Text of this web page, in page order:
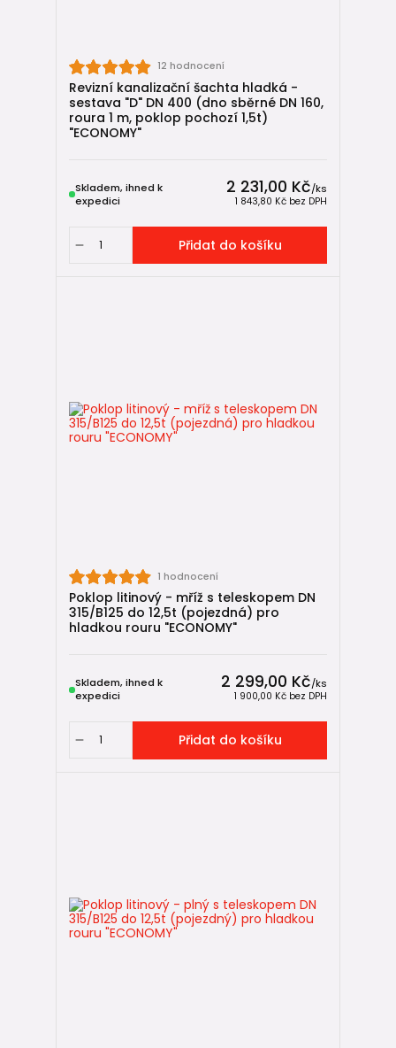
12 hodnocení
Revizní kanalizační šachta hladká -
sestava "D" DN 400 (dno sběrné DN 160,
roura 1 m, poklop pochozí 1,5t)
"ECONOMY"
2 231,00 Kč/ks
1 843,80 Kč bez DPH
Skladem, ihned k
expedici
Přidat do košíku
1 hodnocení
Poklop litinový - mříž s teleskopem DN
315/B125 do 12,5t (pojezdná) pro
hladkou rouru "ECONOMY"
2 299,00 Kč/ks
1 900,00 Kč bez DPH
Skladem, ihned k
expedici
Přidat do košíku